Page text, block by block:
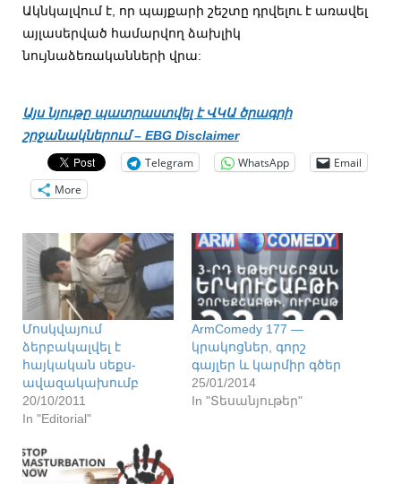
Ակնկալվում է, որ պայքարի շեշտը դրվելու է առավել
այլասերված համարվող ձախլիկ
նույնաձեռականների վրա:
Այս նյութը պատրաստվել է ՎԿԱ ծրագրի
շրջանակներում – EBG Disclaimer
Telegram WhatsApp
Email
More
Մոսկվայում
ձերբակալվել է
հայկական սեքս-
ավազակախումբ
20/10/2011
In "Editorial"
ArmComedy 177 —
կրակոցներ, գորշ
գայլեր և կարմիր գծեր
25/01/2014
In "Տեսանյութեր"